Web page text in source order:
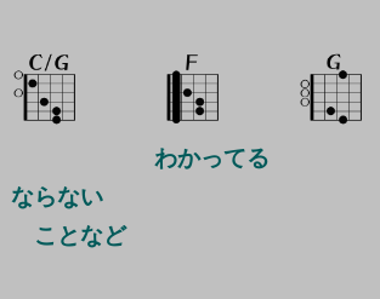
ならない
ことなど
わかってる